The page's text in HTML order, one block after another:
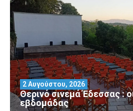
Θερινό σινεμά Έδεσσας :
εβδομάδας
2 Αυγούστου, 2026